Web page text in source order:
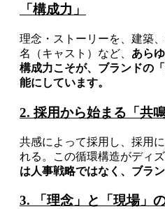
「構成力」
理念・ストーリーを、建築
名（キャスト）など、 あら
構成力こそが、ブランドの
能にしています。
2. 採用から始まる「共鳴
共感によって採用し、採用
れる。この循環構造がディ
は人事戦略ではなく、ブラ
3. 「理念」と「現場」